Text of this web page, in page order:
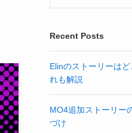
Recent Posts
Elinのストーリーは
れも解説
MO4追加ストーリー
づけ